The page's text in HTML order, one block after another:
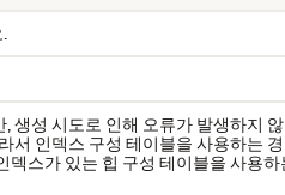
생성 시도로 인해 오류가 발생하지
서 인덱스 구성 테이블을 사용하는
덱스가 있는 힙 구성 테이블을 사용